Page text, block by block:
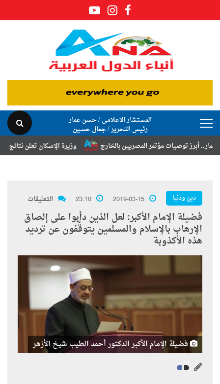
المستشار الاعلامى / حسن عمار
رئيس التحرير / جمال حسين
وزيرة الإسكان تعلن نتائج قرعة
توصيات مؤتمر المصريين بالخارج
دين ودنيا 2019-03-15
23:10 التعليقات
فضيلة الإمام الأكبر: لعل الذين دأبوا على إلصاق
الإرهاب بالإسلام والمسلمين يتوقَّفون عن ترديد
هذه الأكذوبة
فضيلة الإمام الأكبر الدكتور أحمد الطيب شيخ الأزهر